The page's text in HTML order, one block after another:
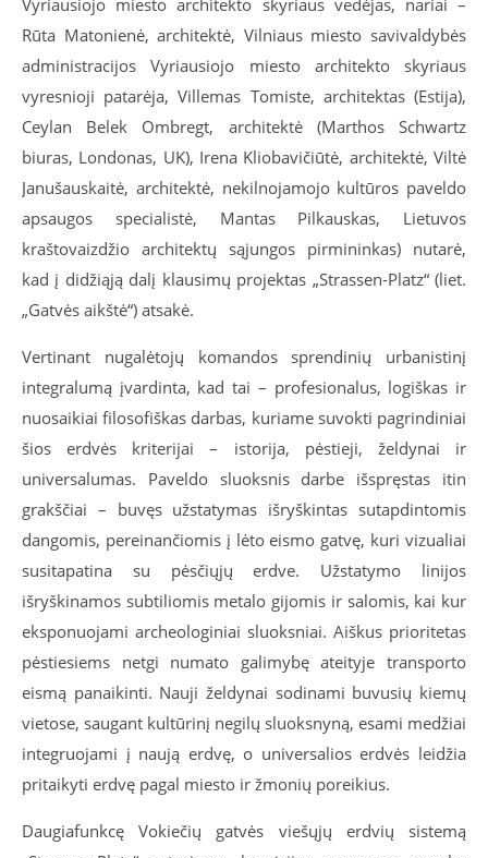
Rūta Matonienė, architektė, Vilniaus miesto savivaldybės
administracijos Vyriausiojo miesto architekto skyriaus
vyresnioji patarėja, Villemas Tomiste, architektas (Estija),
Ceylan Belek Ombregt, architektė (Marthos Schwartz
biuras, Londonas, UK), Irena Kliobavičiūtė, architektė, Viltė
Janušauskaitė, architektė, nekilnojamojo kultūros paveldo
apsaugos specialistė, Mantas Pilkauskas, Lietuvos
kraštovaizdžio architektų sąjungos pirmininkas) nutarė,
kad į didžiąją dalį klausimų projektas „Strassen-Platz“ (liet.
„Gatvės aikštė“) atsakė.
Vertinant nugalėtojų komandos sprendinių urbanistinį
integralumą įvardinta, kad tai – profesionalus, logiškas ir
nuosaikiai filosofiškas darbas, kuriame suvokti pagrindiniai
šios erdvės kriterijai – istorija, pėstieji, želdynai ir
universalumas. Paveldo sluoksnis darbe išspręstas itin
grakščiai – buvęs užstatymas išryškintas sutapdintomis
dangomis, pereinančiomis į lėto eismo gatvę, kuri vizualiai
susitapatina su pėsčiųjų erdve. Užstatymo linijos
išryškinamos subtiliomis metalo gijomis ir salomis, kai kur
eksponuojami archeologiniai sluoksniai. Aiškus prioritetas
pėstiesiems netgi numato galimybę ateityje transporto
eismą panaikinti. Nauji želdynai sodinami buvusių kiemų
vietose, saugant kultūrinį negilų sluoksnyną, esami medžiai
integruojami į naują erdvę, o universalios erdvės leidžia
pritaikyti erdvę pagal miesto ir žmonių poreikius.
Daugiafunkcę Vokiečių gatvės viešųjų erdvių sistemą